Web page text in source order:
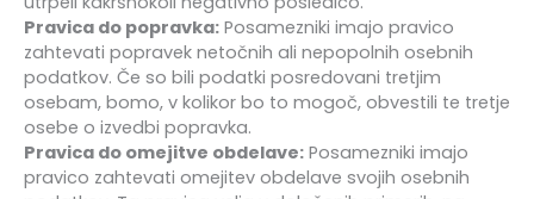
Pravica do popravka: Posamezniki imajo pravico
zahtevati popravek netočnih ali nepopolnih osebnih
podatkov. Če so bili podatki posredovani tretjim
osebam, bomo, v kolikor bo to mogoč, obvestili te tretje
osebe o izvedbi popravka.
Pravica do omejitve obdelave: Posamezniki imajo
pravico zahtevati omejitev obdelave svojih osebnih